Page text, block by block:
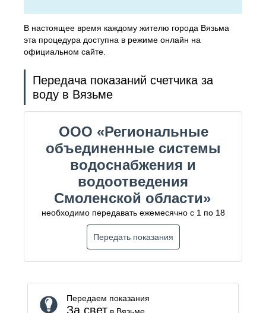
В настоящее время каждому жителю города Вязьма
эта процедура доступна в режиме онлайн на
официальном сайте.
Передача показаний счетчика за
воду в Вязьме
ООО «Региональные
объединенные системы
водоснабжения и
водоотведения
Смоленской области»
необходимо передавать ежемесячно с 1 по 18
Передать показания
Передаем показания
За свет